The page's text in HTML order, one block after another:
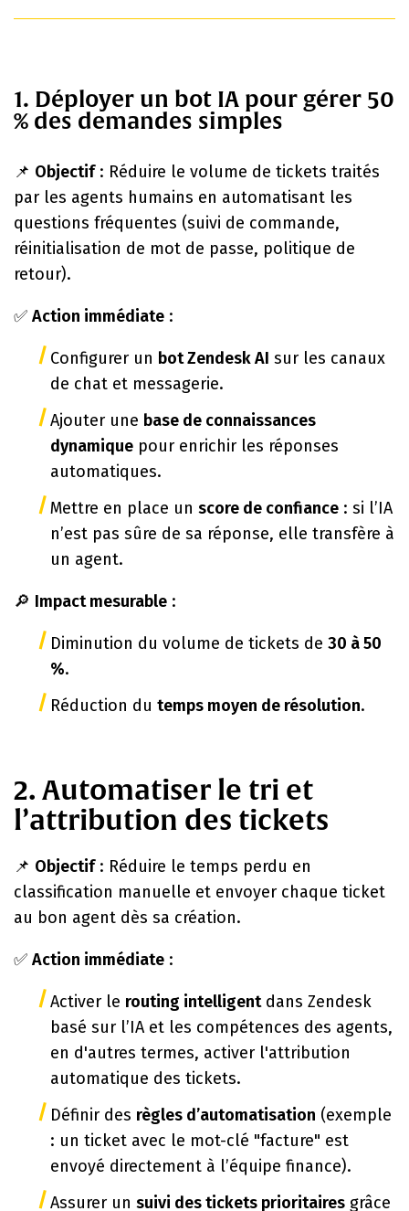
1. Déployer un bot IA pour gérer 50
% des demandes simples
📌 Objectif: Réduire le volume de tickets traités
par les agents humains en automatisant les
questions fréquentes (suivi de commande,
réinitialisation de mot de passe, politique de
retour).
✅ Action immédiate :
Configurer un bot Zendesk AI sur les canaux
de chat et messagerie.
Ajouter une base de connaissances
dynamique pour enrichir les réponses
automatiques.
Mettre en place un score de confiance : si l’IA
n’est pas sûre de sa réponse, elle transfère à
un agent.
🔎 Impact mesurable :
Diminution du volume de tickets de 30 à 50
%.
Réduction du temps moyen de résolution.
2. Automatiser le tri et
l’attribution des tickets
📌 Objectif: Réduire le temps perdu en
classification manuelle et envoyer chaque ticket
au bon agent dès sa création.
✅ Action immédiate :
Activer le routing intelligentdans Zendesk
basé sur l’IA et les compétences des agents,
en d'autres termes, activer l'attribution
automatique des tickets.
Définir des règles d’automatisation (exemple
: un ticket avec le mot-clé "facture" est
envoyé directement à l’équipe finance).
Assurer un suivi des tickets prioritaires grâce